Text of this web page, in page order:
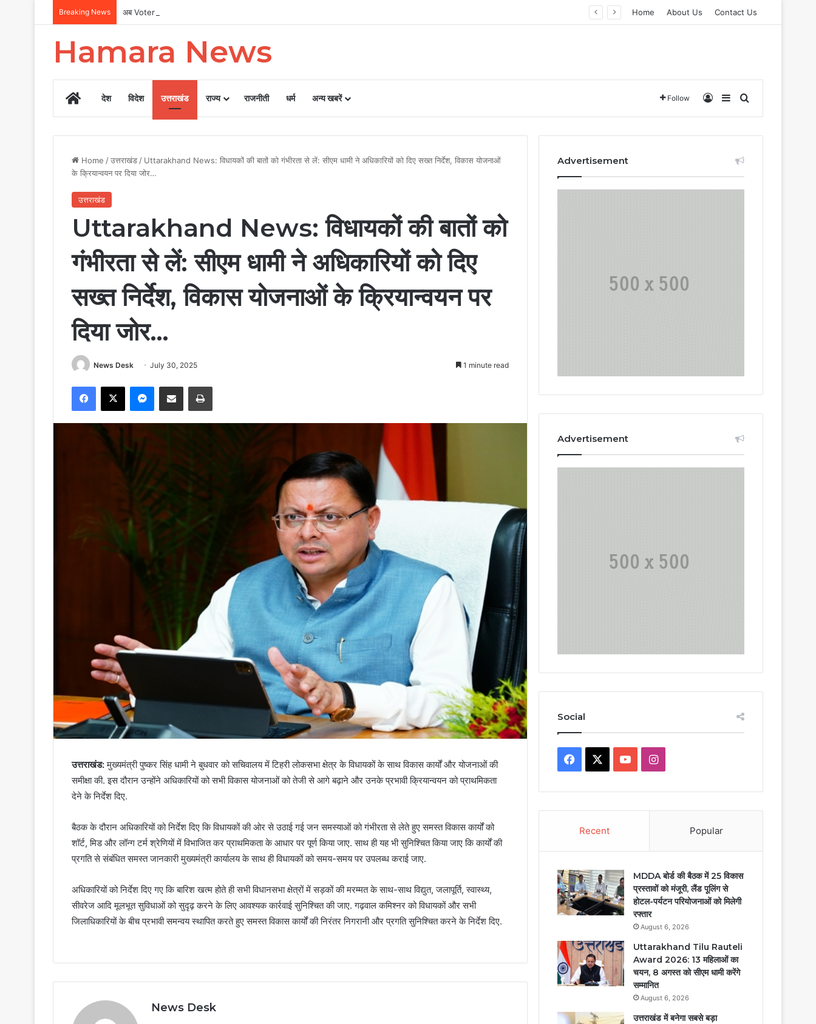
Breaking News अब Voter List में नाम और पता सुधारने को नहीं लगाने होंगे चक्कर, बूथ पर ही हो जाएगा काम Home About Us Contact Us
Hamara News
Homeदेश विदेश उत्तराखंड राज्य राजनीती धर्म अन्य खबरें Follow Log InSidebarSearch for
Home /उत्तराखंड / Uttarakhand News: विधायकों की बातों को गंभीरता से लें: सीएम धामी ने अधिकारियों को दिए सख्त निर्देश, विकास योजनाओं
के क्रियान्वयन पर दिया जोर…
उत्तराखंड
Uttarakhand News: विधायकों की बातों को
गंभीरता से लें: सीएम धामी ने अधिकारियों को दिए
सख्त निर्देश, विकास योजनाओं के क्रियान्वयन पर
दिया जोर…
News Desk July 30, 2025 1 minute read
Facebook
X Messenger
Share via Email Print
उत्तराखंड:मुख्यमंत्री पुष्कर सिंह धामी ने बुधवार को सचिवालय में टिहरी लोकसभा क्षेत्र के विधायकों के साथ विकास कार्यों और योजनाओं की
समीक्षा की. इस दौरान उन्होंने अधिकारियों को सभी विकास योजनाओं को तेजी से आगे बढ़ाने और उनके प्रभावी क्रियान्वयन को प्राथमिकता
देने के निर्देश दिए.
बैठक के दौरान अधिकारियों को निर्देश दिए कि विधायकों की ओर से उठाई गई जन समस्याओं को गंभीरता से लेते हुए समस्त विकास कार्यों को
शॉर्ट, मिड और लॉन्ग टर्म श्रेणियों में विभाजित कर प्राथमिकता के आधार पर पूर्ण किया जाए. साथ ही यह भी सुनिश्चित किया जाए कि कार्यों की
प्रगति से संबंधित समस्त जानकारी मुख्यमंत्री कार्यालय के साथ ही विधायकों को समय-समय पर उपलब्ध कराई जाए.
अधिकारियों को निर्देश दिए गए कि बारिश खत्म होते ही सभी विधानसभा क्षेत्रों में सड़कों की मरम्मत के साथ-साथ विद्युत, जलापूर्ति, स्वास्थ्य,
सीवरेज आदि मूलभूत सुविधाओं को सुदृढ़ करने के लिए आवश्यक कार्रवाई सुनिश्चित की जाए. गढ़वाल कमिश्नर को विधायकों और सभी
जिलाधिकारियों के बीच प्रभावी समन्वय स्थापित करते हुए समस्त विकास कार्यों की निरंतर निगरानी और प्रगति सुनिश्चित करने के निर्देश दिए.
News Desk
Advertisement
Advertisement
Social
Facebook YouTubeInstagram
Recent Popular
MDDA बोर्ड की बैठक में 25 विकास
प्रस्तावों को मंजूरी, लैंड पूलिंग से
होटल-पर्यटन परियोजनाओं को मिलेगी
रफ्तार
August 6, 2026
Uttarakhand Tilu Rauteli
Award 2026: 13 महिलाओं का
चयन, 8 अगस्त को सीएम धामी करेंगे
सम्मानित
August 6, 2026
उत्तराखंड में बनेगा सबसे बड़ा